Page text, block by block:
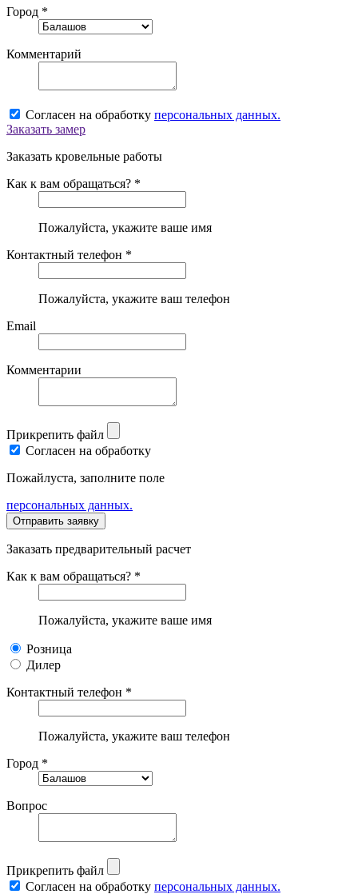
Город *
Комментарий
Согласен на обработку персональных данных.
Заказать замер
Заказать кровельные работы
Как к вам обращаться? *
Пожалуйста, укажите ваше имя
Контактный телефон *
Пожалуйста, укажите ваш телефон
Email
Комментарии
Прикрепить файл
Согласен на обработку
Пожайлуста, заполните поле
персональных данных.
Заказать предварительный расчет
Как к вам обращаться? *
Пожалуйста, укажите ваше имя
Розница
Дилер
Контактный телефон *
Пожалуйста, укажите ваш телефон
Город *
Вопрос
Прикрепить файл
Согласен на обработку персональных данных.